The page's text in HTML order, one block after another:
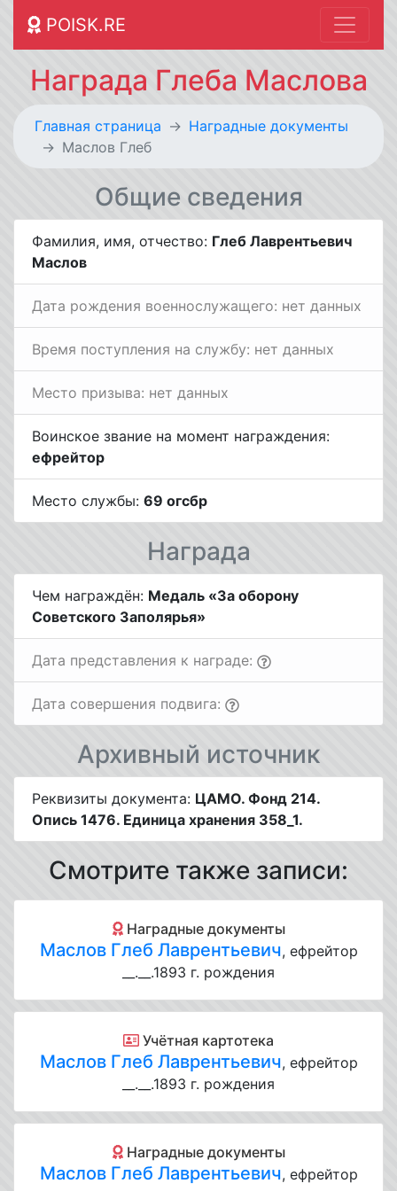
POISK.RE
Награда Глеба Маслова
Главная страница
Наградные документы
Маслов Глеб
Общие сведения
Фамилия, имя, отчество: Глеб Лаврентьевич
Маслов
Дата рождения военнослужащего: нет данных
Время поступления на службу: нет данных
Место призыва: нет данных
Воинское звание на момент награждения:
ефрейтор
Место службы: 69 огсбр
Награда
Чем награждён: Медаль «За оборону
Советского Заполярья»
Дата представления к награде:
Дата совершения подвига:
Архивный источник
Реквизиты документа: ЦАМО. Фонд 214.
Опись 1476. Единица хранения 358_1.
Смотрите также записи:
Наградные документы
Маслов Глеб Лаврентьевич, ефрейтор
__.__.1893 г. рождения
Учётная картотека
Маслов Глеб Лаврентьевич, ефрейтор
__.__.1893 г. рождения
Наградные документы
Маслов Глеб Лаврентьевич, ефрейтор